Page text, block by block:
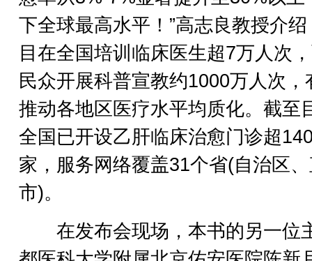
下全球最高水平！”高志良教授介
目在全国培训临床医生超7万人次
民众开展科普宣教约1000万人次，
推动各地区医疗水平均质化。截至
全国已开设乙肝临床治愈门诊超
家，服务网络覆盖31个省(自治区
市)。
在发布会现场，本书的另一位